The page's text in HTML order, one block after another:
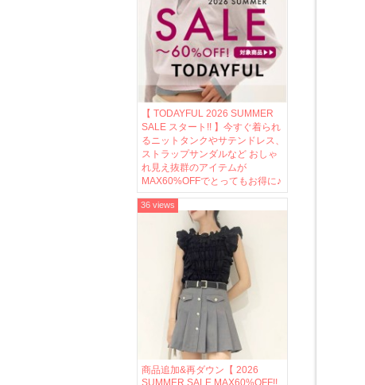
【 TODAYFUL 2026 SUMMER
SALE スタート!! 】今すぐ着られ
るニットタンクやサテンドレス、
ストラップサンダルなど おしゃ
れ見え抜群のアイテムが
MAX60%OFFでとってもお得に♪
商品追加&再ダウン【 2026
SUMMER SALE MAX60%OFF!!
36 views